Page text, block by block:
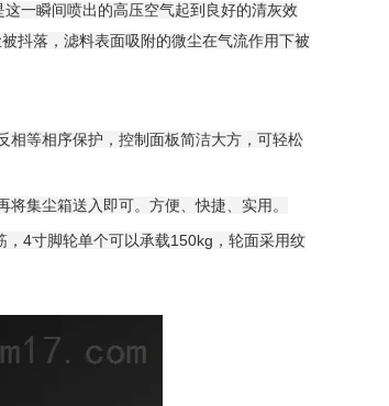
一瞬间喷出的高压空气起到良好的清灰效
抖落，滤料表面吸附的微尘在气流作用下被
相等相序保护，控制面板简洁大方，可轻松
集尘箱送入即可。方便、快捷、实用。
4寸脚轮单个可以承载150kg，轮面采用纹